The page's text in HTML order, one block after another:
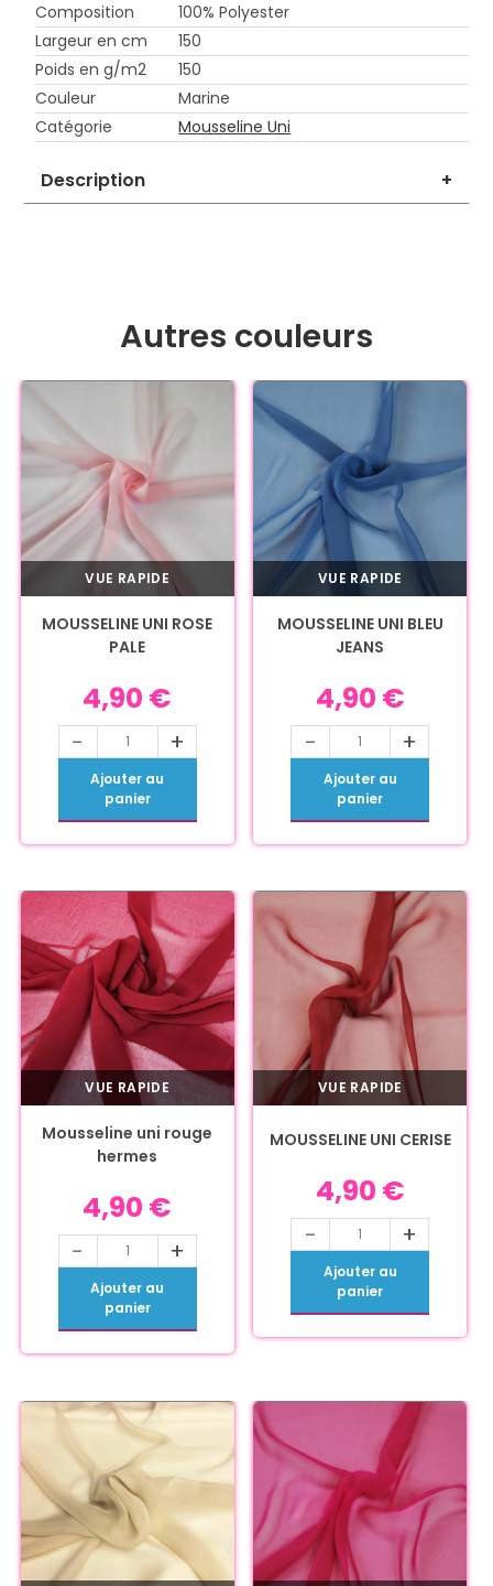
Composition
100% Polyester
Largeur en cm
150
Poids en g/m2
150
Couleur
Marine
Catégorie
Mousseline Uni
Description +
Autres couleurs
VUE RAPIDE
MOUSSELINE UNI ROSE
PALE
4,90 €
- +
Ajouter au
panier
VUE RAPIDE
MOUSSELINE UNI BLEU
JEANS
4,90 €
- +
Ajouter au
panier
VUE RAPIDE
Mousseline uni rouge
hermes
4,90 €
- +
Ajouter au
panier
VUE RAPIDE
MOUSSELINE UNI CERISE
4,90 €
- +
Ajouter au
panier